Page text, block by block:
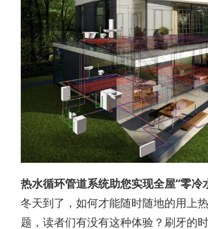
热水循环管道系统助您实现全屋“零冷
冬天到了，如何才能随时随地的用上
题，读者们有没有这种体验？刷牙的